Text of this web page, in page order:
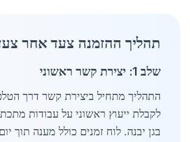
תהליך ההזמנה צעד אחר
שלב 1: יצירת קשר ראשוני
התהליך מתחיל ביצירת קשר דרך
לקבלת ייעוץ ראשוני על עבודות
בגן יבנה. לוח זמנים כולל מענה תוך